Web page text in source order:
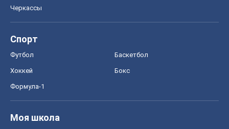
Черкассы
Спорт
Футбол Баскетбол
Хоккей Бокс
Формула-1
Моя школа